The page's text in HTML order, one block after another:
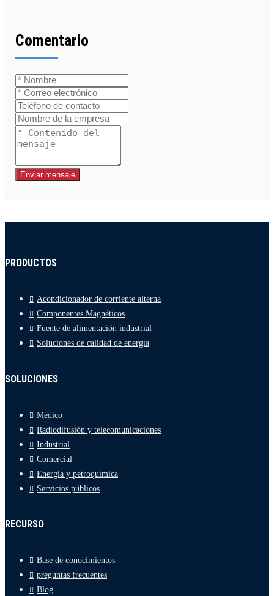
Comentario
Enviar mensaje
PRODUCTOS
Acondicionador de corriente alterna
Componentes Magnéticos
Fuente de alimentación industrial
Soluciones de calidad de energía
SOLUCIONES
Médico
Radiodifusión y telecomunicaciones
Industrial
Comercial
Energía y petroquímica
Servicios públicos
RECURSO
Base de conocimientos
preguntas frecuentes
Blog